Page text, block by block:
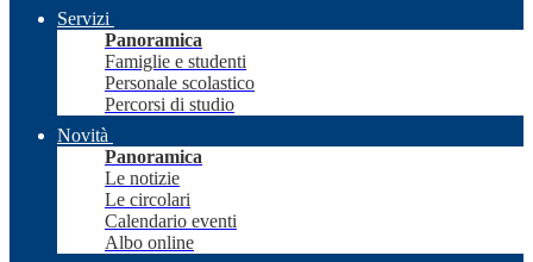
Servizi
Panoramica
Famiglie e studenti
Personale scolastico
Percorsi di studio
Novità
Panoramica
Le notizie
Le circolari
Calendario eventi
Albo online